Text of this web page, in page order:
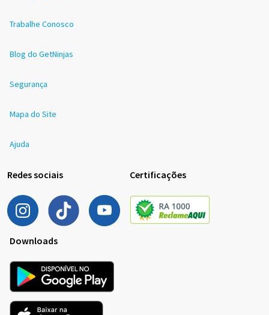
Trabalhe Conosco
Blog do GetNinjas
Segurança
Mapa do Site
Ajuda
Redes sociais Certificações
Downloads